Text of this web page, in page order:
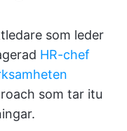
som leder
HR-chef
som tar itu